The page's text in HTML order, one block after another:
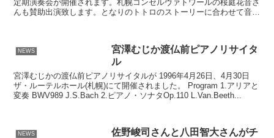
定期演奏会が開催されます。札幌コンセルヴァトワールの桜庭花音さ
んも賛助出演致します。となりのトトロのストーリーに合わせて音楽
NEWS
宮澤むじか渡仏前ピアノリサイタ
ル
宮澤むじかの渡仏前ピアノリサイタルが 1996年4月26日、4月30日
ザ・ルーテルホール(札幌)にて開催されました。 Program 1.アリアと
変奏 BWV989 J.S.Bach 2.ピアノ・ソナタOp.110 L.Van.Beeth...
NEWS
佐野峻司さんと八田智大さんがチ